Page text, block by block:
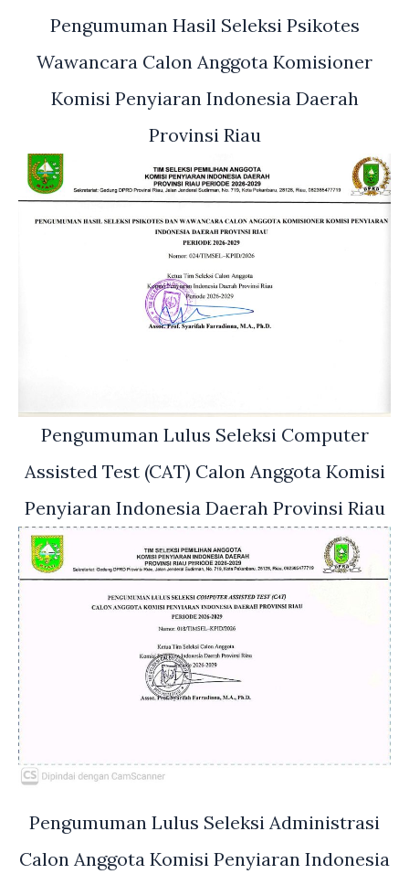
Pengumuman Hasil Seleksi Psikotes
Wawancara Calon Anggota Komisioner
Komisi Penyiaran Indonesia Daerah
Provinsi Riau
Pengumuman Lulus Seleksi Computer
Assisted Test (CAT) Calon Anggota Komisi
Penyiaran Indonesia Daerah Provinsi Riau
Pengumuman Lulus Seleksi Administrasi
Calon Anggota Komisi Penyiaran Indonesia